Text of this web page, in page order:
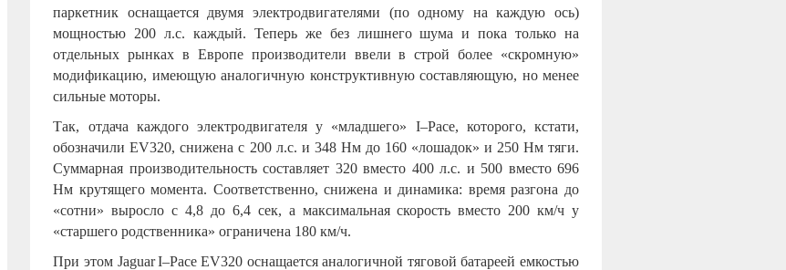
паркетник оснащается двумя электродвигателями (по одному на каждую ось)
мощностью 200 л.с. каждый. Теперь же без лишнего шума и пока только на
отдельных рынках в Европе производители ввели в строй более «скромную»
модификацию, имеющую аналогичную конструктивную составляющую, но менее
сильные моторы.
Так, отдача каждого электродвигателя у «младшего» I–Pace, которого, кстати,
обозначили EV320, снижена с 200 л.с. и 348 Нм до 160 «лошадок» и 250 Нм тяги.
Суммарная производительность составляет 320 вместо 400 л.с. и 500 вместо 696
Нм крутящего момента. Соответственно, снижена и динамика: время разгона до
«сотни» выросло с 4,8 до 6,4 сек, а максимальная скорость вместо 200 км/ч у
«старшего родственника» ограничена 180 км/ч.
При этом Jaguar I–Pace EV320 оснащается аналогичной тяговой батареей емкостью